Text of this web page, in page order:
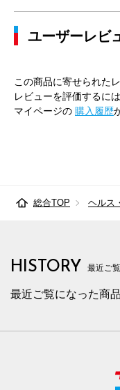
ユーザーレビ
この商品に寄せられた
レビューを評価するには
マイページの 購入履歴
総合TOP ヘルス
HISTORY 最近ご
最近ご覧になった商